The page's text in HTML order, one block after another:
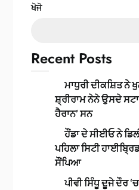
ਖੋਜੋ
Recent Posts
ਮਾਧੁਰੀ ਦੀਕਸ਼ਿਤ ਨੇ
ਸ਼੍ਰੀਰਾਮ ਨੇਨੇ ਉਸਦੇ
ਹੈਰਾਨ’ ਸਨ
ਹੌਂਡਾ ਦੇ ਸੀਈਓ ਨੇ
ਪਹਿਲਾ ਸਿਟੀ
ਸੌਂਪਿਆ
ਪੀਵੀ ਸਿੰਧੂ ਦੂਜੇ ਦੌਰ